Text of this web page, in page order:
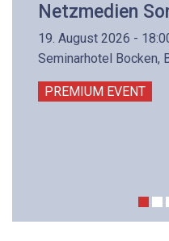
Netzmedien
19. August 2026 -
Seminarhotel Bocken,
PREMIUM EVENT